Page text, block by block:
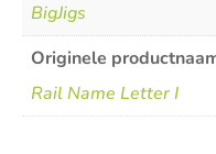
BigJigs
Originele
Rail Name Letter I